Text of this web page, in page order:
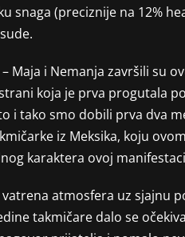
snaga (preciznije na 12%
Maja i Nemanja završili su
koja je prva progutala
i tako smo dobili prva dva
iz Meksika, koju
karaktera ovoj
atmosfera uz sjajnu
takmičare dalo se